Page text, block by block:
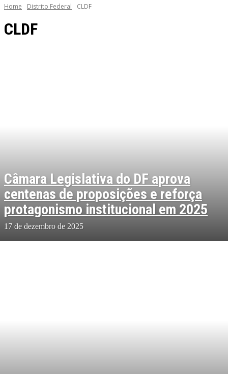
Home Distrito Federal CLDF
CLDF
Câmara Legislativa do DF aprova
centenas de proposições e reforça
protagonismo institucional em 2025
17 de dezembro de 2025